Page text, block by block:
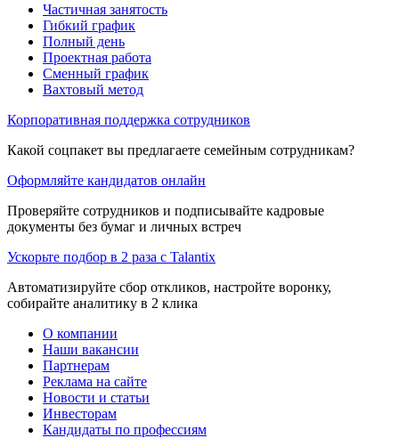
Частичная занятость
Гибкий график
Полный день
Проектная работа
Сменный график
Вахтовый метод
Корпоративная поддержка сотрудников
Какой соцпакет вы предлагаете семейным сотрудникам?
Оформляйте кандидатов онлайн
Проверяйте сотрудников и подписывайте кадровые
документы без бумаг и личных встреч
Ускорьте подбор в 2 раза с Talantix
Автоматизируйте сбор откликов, настройте воронку,
собирайте аналитику в 2 клика
О компании
Наши вакансии
Партнерам
Реклама на сайте
Новости и статьи
Инвесторам
Кандидаты по профессиям